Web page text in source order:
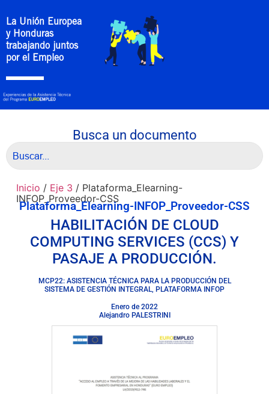
La Unión Europea
y Honduras
trabajando juntos
por el Empleo
Busca un documento
Inicio / Eje 3 / Plataforma_Elearning-
INFOP_Proveedor-CSS
Plataforma_Elearning-INFOP_Proveedor-CSS
HABILITACIÓN DE CLOUD
COMPUTING SERVICES (CCS) Y
PASAJE A PRODUCCIÓN.
MCP22: ASISTENCIA TÉCNICA PARA LA PRODUCCIÓN DEL
SISTEMA DE GESTIÓN INTEGRAL, PLATAFORMA INFOP
Enero de 2022
Alejandro PALESTRINI